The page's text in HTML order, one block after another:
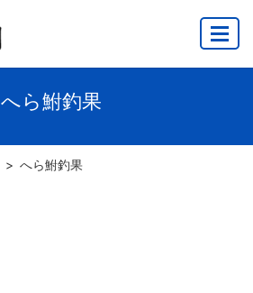
MENU
へら鮒釣果
へら鮒釣果